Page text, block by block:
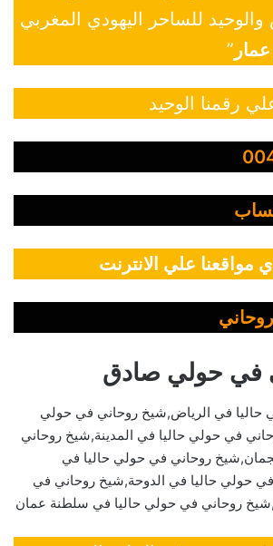
للساحر اليهودي المغربي
”
رقمنا الوحيد
مواقعنا علي الانترنت
في حولي صادق
في الرياض,شيخ روحاني في حولي
في حولي حاليا في المدينة,شيخ روحاني
روحاني في حولي حاليا في
حولي حاليا في الدوحة,شيخ روحاني في
روحاني في حولي حاليا في سلطنة عمان